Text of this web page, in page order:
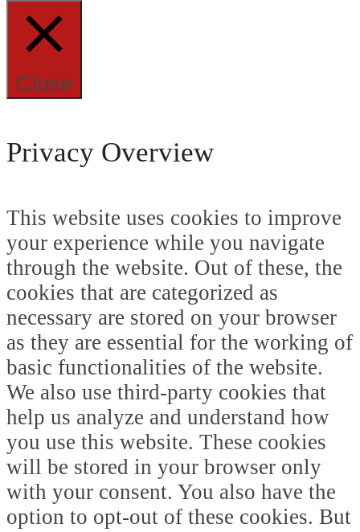
Close
Privacy Overview
This website uses cookies to improve
your experience while you navigate
through the website. Out of these, the
cookies that are categorized as
necessary are stored on your browser
as they are essential for the working of
basic functionalities of the website.
We also use third-party cookies that
help us analyze and understand how
you use this website. These cookies
will be stored in your browser only
with your consent. You also have the
option to opt-out of these cookies. But